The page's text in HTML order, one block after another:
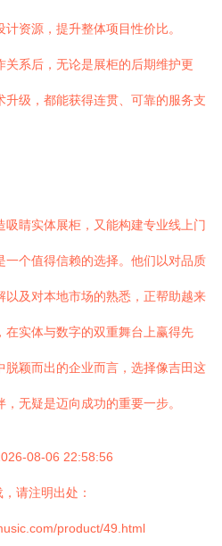
资源，提升整体项目性价比。
关系后，无论是展柜的后期维护更
级，都能获得连贯、可靠的服务支
吸睛实体展柜，又能构建专业线上门
一个值得信赖的选择。他们以对品质
以及对本地市场的熟悉，正帮助越来
在实体与数字的双重舞台上赢得先
颖而出的企业而言，选择像吉田这
无疑是迈向成功的重要一步。
08-06 22:58:56
请注明出处：
product/49.html